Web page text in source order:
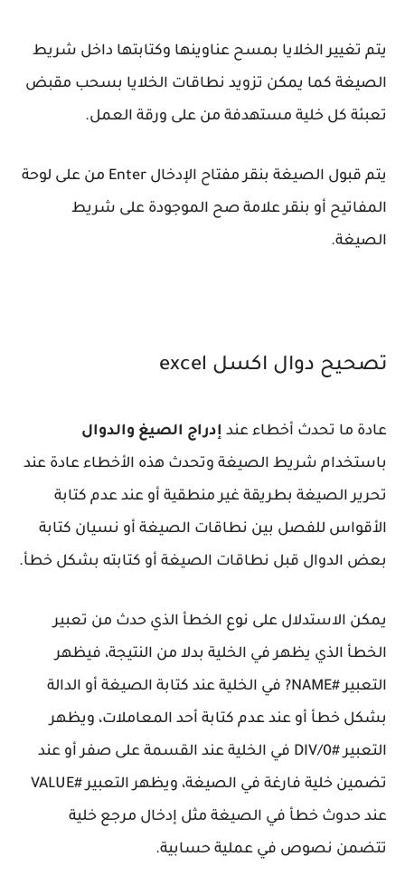
يتم تغيير الخلايا بمسح عناوينها وكتابتها داخل شريط
الصيغة كما يمكن تزويد نطاقات الخلايا بسحب مقبض
تعبئة كل خلية مستهدفة من على ورقة العمل.
يتم قبول الصيغة بنقر مفتاح الإدخال Enter من على لوحة
المفاتيح أو بنقر علامة صح الموجودة على شريط
الصيغة.
تصحيح دوال اكسل excel
عادة ما تحدث أخطاء عند إدراج الصيغ والدوال
باستخدام شريط الصيغة وتحدث هذه الأخطاء عادة عند
تحرير الصيغة بطريقة غير منطقية أو عند عدم كتابة
الأقواس للفصل بين نطاقات الصيغة أو نسيان كتابة
بعض الدوال قبل نطاقات الصيغة أو كتابته بشكل خطأ.
يمكن الاستدلال على نوع الخطأ الذي حدث من تعبير
الخطأ الذي يظهر في الخلية بدلا من النتيجة، فيظهر
التعبير #NAME? في الخلية عند كتابة الصيغة أو الدالة
بشكل خطأ أو عند عدم كتابة أحد المعاملات، ويظهر
التعبير #DIV/0 في الخلية عند القسمة على صفر أو عند
تضمين خلية فارغة في الصيغة، ويظهر التعبير #VALUE
عند حدوث خطأ في الصيغة مثل إدخال مرجع خلية
تتضمن نصوص في عملية حسابية.